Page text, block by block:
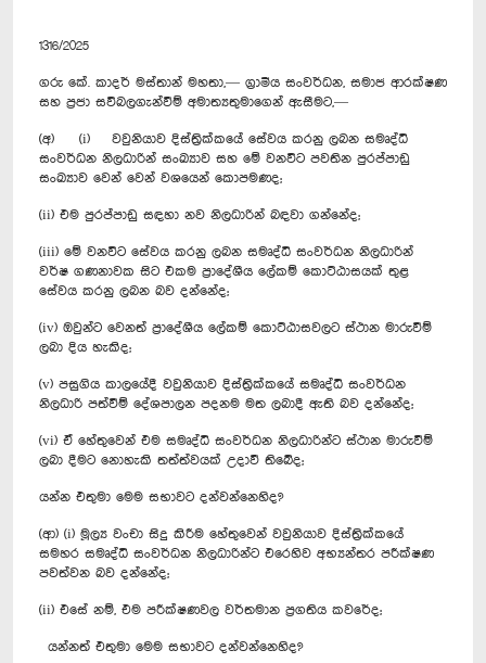
1316/2025
ගරු ‍කේ. කාදර් මස්තාන් මහතා,— ග්‍රාමීය සංවර්ධන, සමාජ ආරක්ෂණ
සහ ප්‍රජා සවිබලගැන්වීම් අමාත්‍යතුමාගෙන් ඇසීමට,—
(අ) (i) වවුනියාව දිස්ත්‍රික්කයේ සේවය කරනු ලබන සමෘද්ධි
සංවර්ධන නිලධාරින් සංඛ්‍යාව සහ මේ වනවිට පවතින පුරප්පාඩු
සංඛ්‍යාව වෙන් වෙන් වශයෙන් කොපමණද;
(ii) එම පුරප්පාඩු සඳහා නව නිලධාරින් බඳවා ගන්නේද;
(iii) මේ වනවිට සේවය කරනු ලබන සමෘද්ධි සංවර්ධන නිලධාරින්
වර්ෂ ගණනාවක සිට එකම ප්‍රාදේශීය ලේකම් කොට්ඨාසයක් තුළ
සේවය කරනු ලබන බව දන්නේද;
(iv) ඔවුන්ට වෙනත් ප්‍රාදේශීය ලේකම් කොට්ඨාසවලට ස්ථාන මාරුවීම්
ලබා දිය හැකිද;‍
(v) පසුගිය කාලයේදී වවුනියාව දිස්ත්‍රික්කයේ සමෘද්ධි සංවර්ධන
නිලධාරි පත්වීම් දේශපාලන පදනම මත ලබාදී ඇති බව දන්නේද;
(vi) ඒ හේතුවෙන් එම සමෘද්ධි සංවර්ධන නිලධාරින්ට ස්ථාන මාරුවීම්
ලබා දීමට නොහැකි තත්ත්වයක් උදාවී තිබේද;
යන්න එතුමා මෙම සභාවට දන්වන්නෙහිද?
(ආ) (i) මූල්‍ය වංචා සිදු කිරීම හේතුවෙන් වවුනියාව දිස්ත්‍රික්කයේ
සමහර සමෘද්ධි සංවර්ධන නිලධාරින්ට එරෙහිව අභ්‍යන්තර පරීක්ෂණ
පවත්වන බව දන්නේද;
(ii) එසේ නම්, එම පරීක්ෂණවල වර්තමාන ප්‍රගතිය කවරේද;
යන්නත් එතුමා මෙම සභාවට දන්වන්නෙහිද?